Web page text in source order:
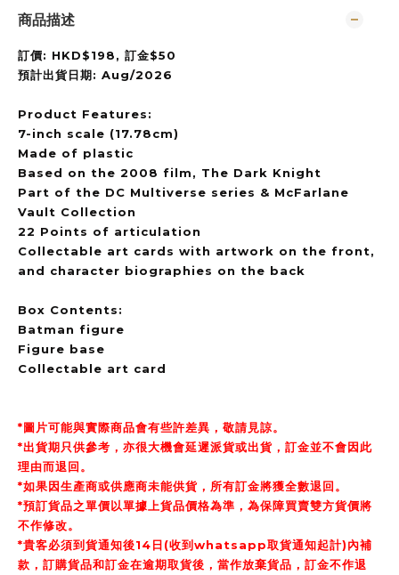
商品描述
訂價: HKD$198, 訂金$50
預計出貨日期: Aug/2026
Product Features:
7-inch scale (17.78cm)
Made of plastic
Based on the 2008 film, The Dark Knight
Part of the DC Multiverse series & McFarlane
Vault Collection
22 Points of articulation
Collectable art cards with artwork on the front,
and character biographies on the back
Box Contents:
Batman figure
Figure base
Collectable art card
*圖片可能與實際商品會有些許差異，敬請見諒。
*出貨期只供參考，亦很大機會延遲派貨或出貨，訂金並不會因此
理由而退回。
*如果因生產商或供應商未能供貨，所有訂金將獲全數退回。
*預訂貨品之單價以單據上貨品價格為準，為保障買賣雙方貨價將
不作修改。
*貴客必須到貨通知後14日(收到whatsapp取貨通知起計)內補
款，訂購貨品和訂金在逾期取貨後，當作放棄貨品，訂金不作退